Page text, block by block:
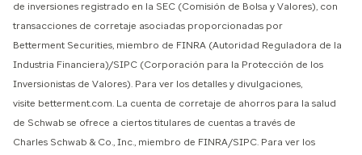
de inversiones registrado en la SEC (Comisión de Bolsa y Valores), con
transacciones de corretaje asociadas proporcionadas por
Betterment Securities, miembro de FINRA (Autoridad Reguladora de la
Industria Financiera)/SIPC (Corporación para la Protección de los
Inversionistas de Valores). Para ver los detalles y divulgaciones,
visite betterment.com. La cuenta de corretaje de ahorros para la salud
de Schwab se ofrece a ciertos titulares de cuentas a través de
Charles Schwab & Co., Inc., miembro de FINRA/SIPC. Para ver los